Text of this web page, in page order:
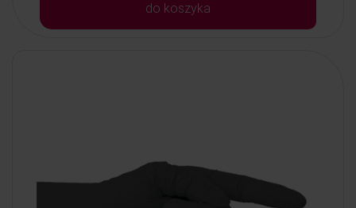
do koszyka